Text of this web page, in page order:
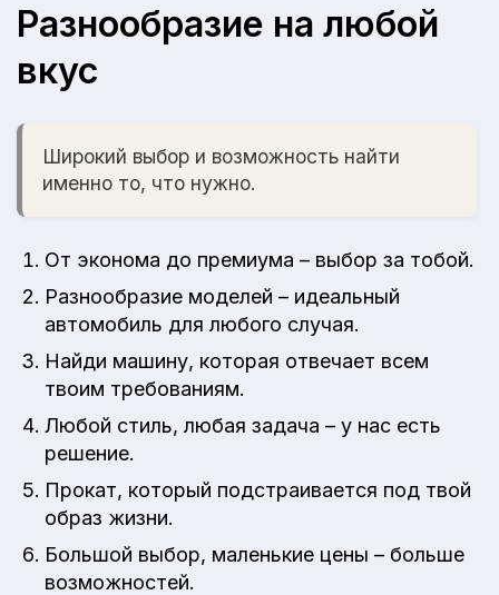
Разнообразие на любой
вкус
Широкий выбор и возможность найти
именно то, что нужно.
От эконома до премиума – выбор за тобой.
Разнообразие моделей – идеальный
автомобиль для любого случая.
Найди машину, которая отвечает всем
твоим требованиям.
Любой стиль, любая задача – у нас есть
решение.
Прокат, который подстраивается под твой
образ жизни.
Большой выбор, маленькие цены – больше
возможностей.